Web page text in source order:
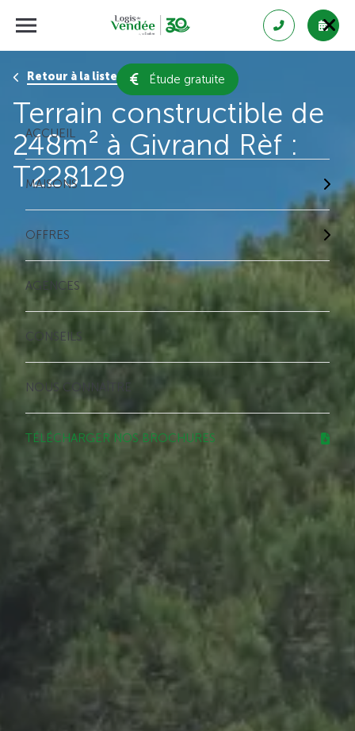
Étude gratuite
ACCUEIL
MAISONS
OFFRES
AGENCES
CONSEILS
NOUS CONNAÎTRE
TÉLÉCHARGER NOS BROCHURES
Retour à la liste des résultats
Terrain constructible de
248m² à Givrand Rèf :
T228129